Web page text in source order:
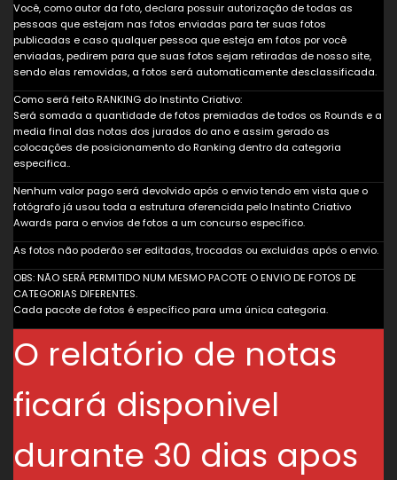
Você, como autor da foto, declara possuir autorização de todas as
pessoas que estejam nas fotos enviadas para ter suas fotos
publicadas e caso qualquer pessoa que esteja em fotos por você
enviadas, pedirem para que suas fotos sejam retiradas de nosso site,
sendo elas removidas, a fotos será automaticamente desclassificada.
Como será feito RANKING do Instinto Criativo:
Será somada a quantidade de fotos premiadas de todos os Rounds e a
media final das notas dos jurados do ano e assim gerado as
colocações de posicionamento do Ranking dentro da categoria
especifica..
Nenhum valor pago será devolvido após o envio tendo em vista que o
fotógrafo já usou toda a estrutura oferencida pelo Instinto Criativo
Awards para o envios de fotos a um concurso específico.
As fotos não poderão ser editadas, trocadas ou excluidas após o envio.
OBS: NÃO SERÁ PERMITIDO NUM MESMO PACOTE O ENVIO DE FOTOS DE
CATEGORIAS DIFERENTES.
Cada pacote de fotos é específico para uma única categoria.
O relatório de notas
ficará disponivel
durante 30 dias apos